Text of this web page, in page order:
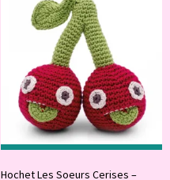
Hochet Les Soeurs Cerises –